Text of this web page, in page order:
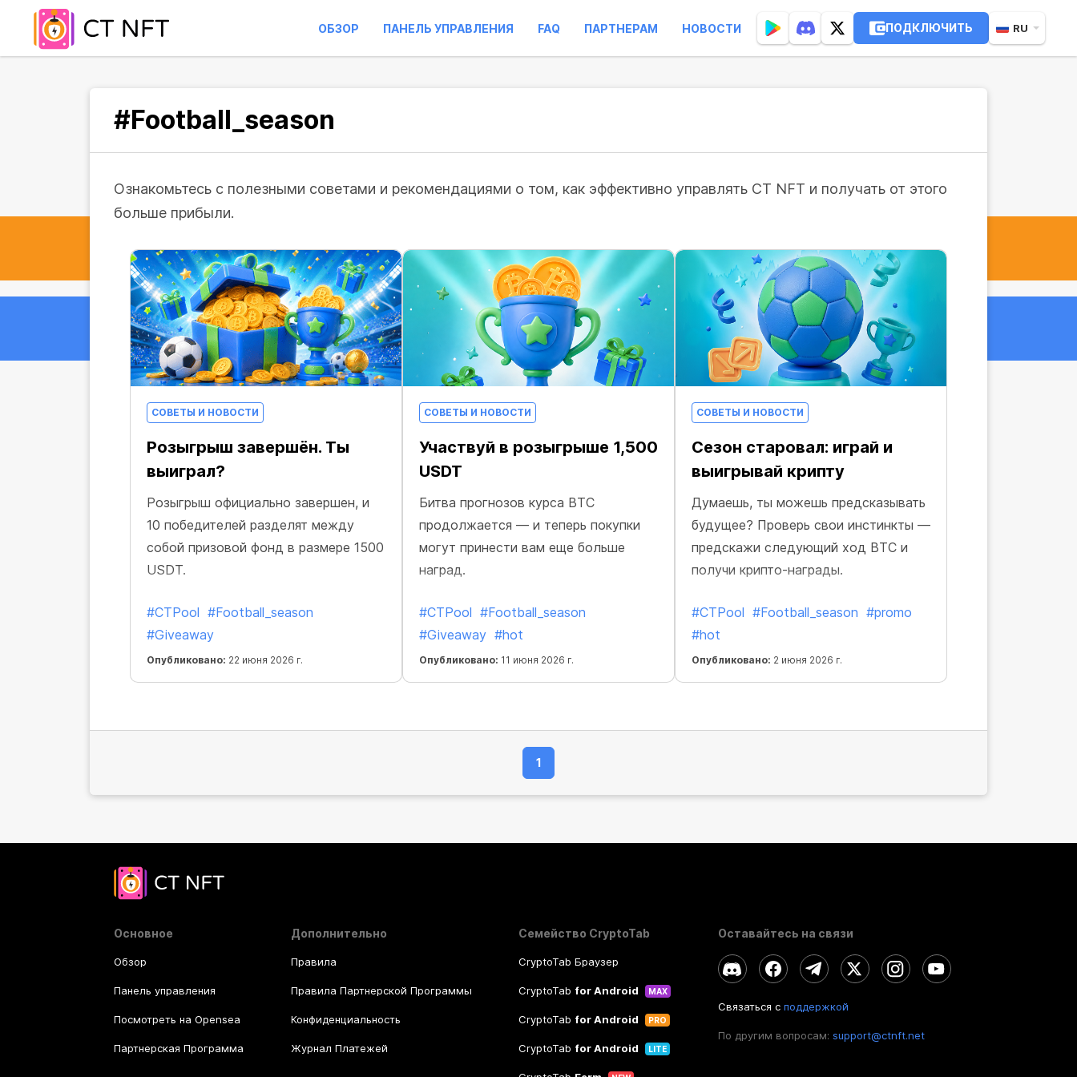
ОБЗОР ПАНЕЛЬ УПРАВЛЕНИЯ FAQ ПАРТНЕРАМ НОВОСТИ ПОДКЛЮЧИТЬ RU
#Football_season
Ознакомьтесь с полезными советами и рекомендациями о том, как эффективно управлять CT NFT и получать от этого
больше прибыли.
СОВЕТЫ И НОВОСТИ
Розыгрыш завершён. Ты
выиграл?
Розыгрыш официально завершен, и
10 победителей разделят между
собой призовой фонд в размере 1500
USDT.
#CTPool #Football_season
#Giveaway
Опубликовано: 22 июня 2026 г.
СОВЕТЫ И НОВОСТИ
Участвуй в розыгрыше 1,500
USDT
Битва прогнозов курса BTC
продолжается — и теперь покупки
могут принести вам еще больше
наград.
#CTPool #Football_season
#Giveaway #hot
Опубликовано: 11 июня 2026 г.
СОВЕТЫ И НОВОСТИ
Сезон старовал: играй и
выигрывай крипту
Думаешь, ты можешь предсказывать
будущее? Проверь свои инстинкты —
предскажи следующий ход BTC и
получи крипто-награды.
#CTPool #Football_season #promo
#hot
Опубликовано: 2 июня 2026 г.
1
Основное
Обзор
Панель управления
Посмотреть на Opensea
Партнерская Программа
Дополнительно
Правила
Правила Партнерской Программы
Конфиденциальность
Журнал Платежей
Семейство CryptoTab
CryptoTab Браузер
CryptoTab for Android MAX
CryptoTab for Android PRO
CryptoTab for Android LITE
Оставайтесь на связи
Связаться с поддержкой
По другим вопросам: support@ctnft.net